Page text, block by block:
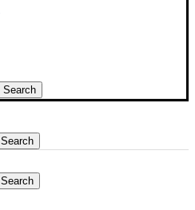
Search
Search
Search